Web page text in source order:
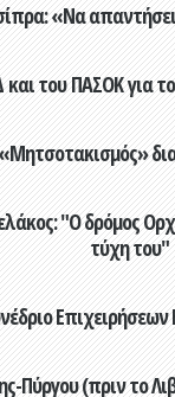
«Να
του ΠΑΣΟΚ για
"Ο δρόμος
τύχη του"
Πύργου (πριν το